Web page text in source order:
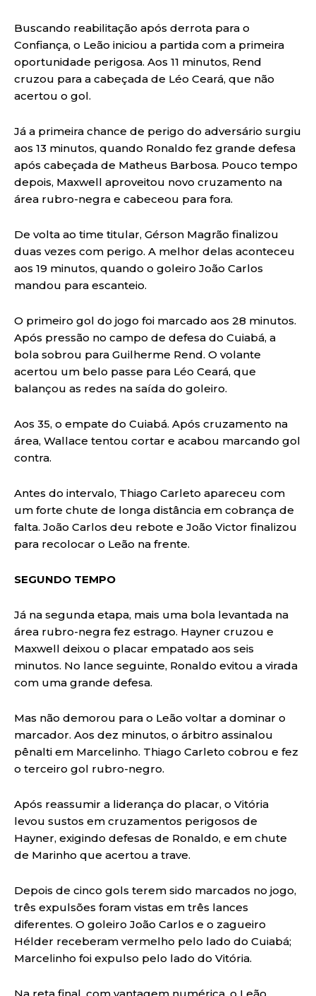
Buscando reabilitação após derrota para o
Confiança, o Leão iniciou a partida com a primeira
oportunidade perigosa. Aos 11 minutos, Rend
cruzou para a cabeçada de Léo Ceará, que não
acertou o gol.
Já a primeira chance de perigo do adversário surgiu
aos 13 minutos, quando Ronaldo fez grande defesa
após cabeçada de Matheus Barbosa. Pouco tempo
depois, Maxwell aproveitou novo cruzamento na
área rubro-negra e cabeceou para fora.
De volta ao time titular, Gérson Magrão finalizou
duas vezes com perigo. A melhor delas aconteceu
aos 19 minutos, quando o goleiro João Carlos
mandou para escanteio.
O primeiro gol do jogo foi marcado aos 28 minutos.
Após pressão no campo de defesa do Cuiabá, a
bola sobrou para Guilherme Rend. O volante
acertou um belo passe para Léo Ceará, que
balançou as redes na saída do goleiro.
Aos 35, o empate do Cuiabá. Após cruzamento na
área, Wallace tentou cortar e acabou marcando gol
contra.
Antes do intervalo, Thiago Carleto apareceu com
um forte chute de longa distância em cobrança de
falta. João Carlos deu rebote e João Victor finalizou
para recolocar o Leão na frente.
SEGUNDO TEMPO
Já na segunda etapa, mais uma bola levantada na
área rubro-negra fez estrago. Hayner cruzou e
Maxwell deixou o placar empatado aos seis
minutos. No lance seguinte, Ronaldo evitou a virada
com uma grande defesa.
Mas não demorou para o Leão voltar a dominar o
marcador. Aos dez minutos, o árbitro assinalou
pênalti em Marcelinho. Thiago Carleto cobrou e fez
o terceiro gol rubro-negro.
Após reassumir a liderança do placar, o Vitória
levou sustos em cruzamentos perigosos de
Hayner, exigindo defesas de Ronaldo, e em chute
de Marinho que acertou a trave.
Depois de cinco gols terem sido marcados no jogo,
três expulsões foram vistas em três lances
diferentes. O goleiro João Carlos e o zagueiro
Hélder receberam vermelho pelo lado do Cuiabá;
Marcelinho foi expulso pelo lado do Vitória.